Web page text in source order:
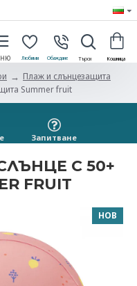
Плаж и слънцезащита
Summer fruit
Запитванe
С 50+
FRUIT
НОВ